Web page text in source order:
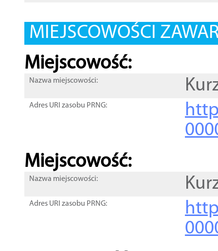
MIEJSCOWOŚCI
Miejscowość:
Nazwa miejscowości:
Adres URI zasobu PRNG:
Miejscowość:
Nazwa miejscowości:
Adres URI zasobu PRNG: